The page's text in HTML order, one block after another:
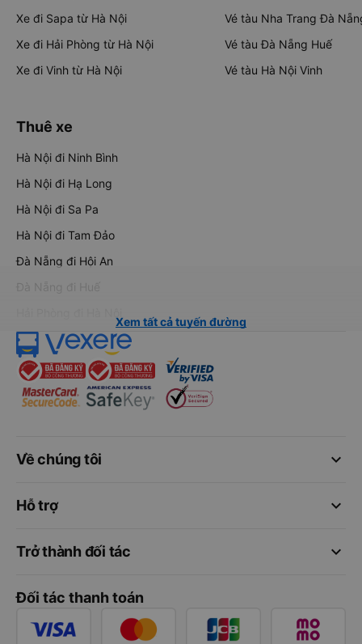
Xe đi Sapa từ Hà Nội
Xe đi Hải Phòng từ Hà Nội
Xe đi Vinh từ Hà Nội
Vé tàu Nha Trang Đà
Vé tàu Đà Nẵng Huế
Vé tàu Hà Nội Vinh
Thuê xe
Hà Nội đi Ninh Bình
Hà Nội đi Hạ Long
Hà Nội đi Sa Pa
Hà Nội đi Tam Đảo
Đà Nẵng đi Hội An
Đà Nẵng đi Huế
Xem tất cả tuyến đường
keyboard_arrow_down
Về chúng tôi
keyboard_arrow_down
Hỗ trợ
keyboard_arrow_down
Trở thành đối tác
Đối tác thanh toán